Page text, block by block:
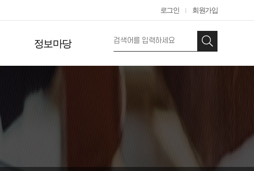
로그인 회원가입
정보마당